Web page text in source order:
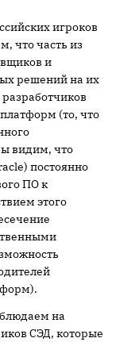
игроков
что часть из
и
решений на их
(то, что
видим, что
постоянно
ПО к
этого
на
СЭД, которые